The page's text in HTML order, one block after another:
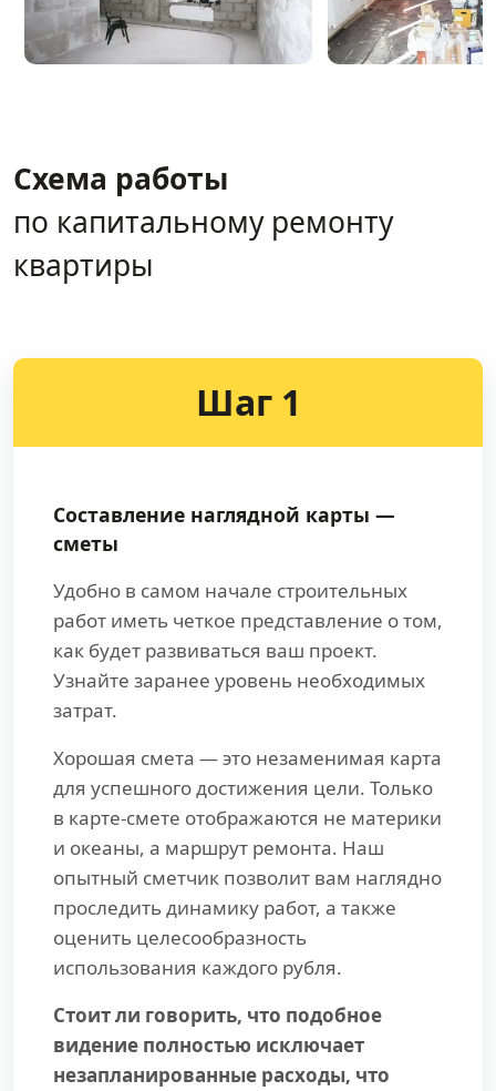
Схема работы
по капитальному ремонту
квартиры
Шаг 1
Составление наглядной карты —
сметы
Удобно в самом начале строительных
работ иметь четкое представление о том,
как будет развиваться ваш проект.
Узнайте заранее уровень необходимых
затрат.
Хорошая смета — это незаменимая карта
для успешного достижения цели. Только
в карте-смете отображаются не материки
и океаны, а маршрут ремонта. Наш
опытный сметчик позволит вам наглядно
проследить динамику работ, а также
оценить целесообразность
использования каждого рубля.
Стоит ли говорить, что подобное
видение полностью исключает
незапланированные расходы, что